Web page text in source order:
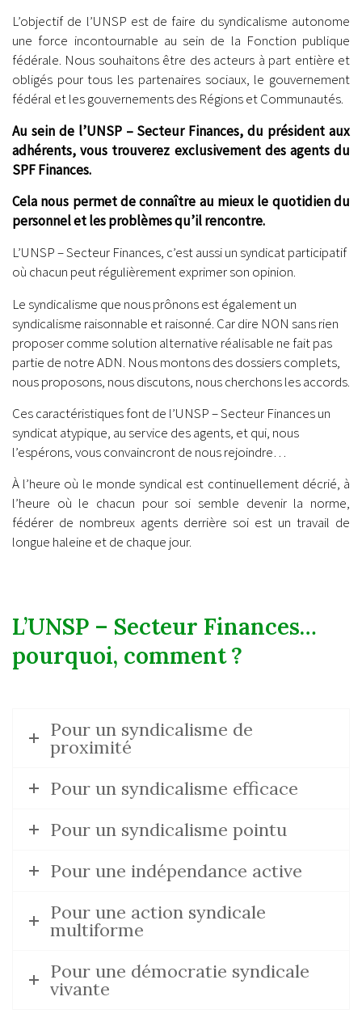
L’objectif de l’UNSP est de faire du syndicalisme autonome
une force incontournable au sein de la Fonction publique
fédérale. Nous souhaitons être des acteurs à part entière et
obligés pour tous les partenaires sociaux, le gouvernement
fédéral et les gouvernements des Régions et Communautés.
Au sein de l’UNSP – Secteur Finances, du président aux
adhérents, vous trouverez exclusivement des agents du
SPF Finances.
Cela nous permet de connaître au mieux le quotidien du
personnel et les problèmes qu’il rencontre.
L’UNSP – Secteur Finances, c’est aussi un syndicat participatif
où chacun peut régulièrement exprimer son opinion.
Le syndicalisme que nous prônons est également un
syndicalisme raisonnable et raisonné. Car dire NON sans rien
proposer comme solution alternative réalisable ne fait pas
partie de notre ADN. Nous montons des dossiers complets,
nous proposons, nous discutons, nous cherchons les accords.
Ces caractéristiques font de l’UNSP – Secteur Finances un
syndicat atypique, au service des agents, et qui, nous
l’espérons, vous convaincront de nous rejoindre…
À l’heure où le monde syndical est continuellement décrié, à
l’heure où le chacun pour soi semble devenir la norme,
fédérer de nombreux agents derrière soi est un travail de
longue haleine et de chaque jour.
L’UNSP – Secteur Finances…
pourquoi, comment ?
Pour un syndicalisme de
proximité
Pour un syndicalisme efficace
Pour un syndicalisme pointu
Pour une indépendance active
Pour une action syndicale
multiforme
Pour une démocratie syndicale
vivante